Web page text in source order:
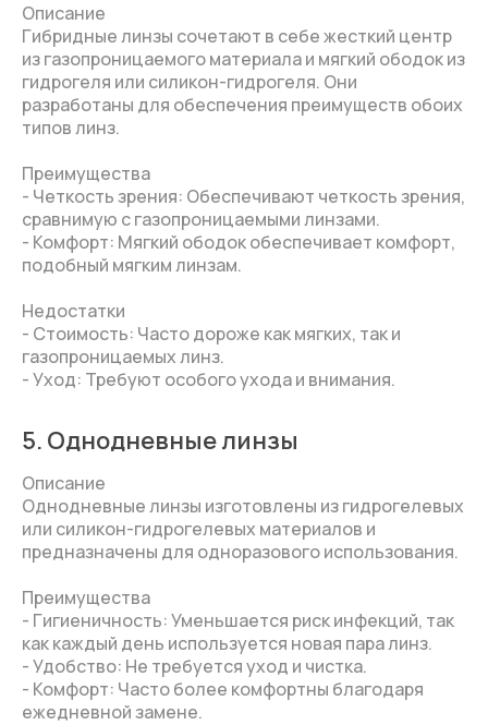
Описание
Гибридные линзы сочетают в себе жесткий центр
из газопроницаемого материала и мягкий ободок из
гидрогеля или силикон-гидрогеля. Они
разработаны для обеспечения преимуществ обоих
типов линз.
Преимущества
- Четкость зрения: Обеспечивают четкость зрения,
сравнимую с газопроницаемыми линзами.
- Комфорт: Мягкий ободок обеспечивает комфорт,
подобный мягким линзам.
Недостатки
- Стоимость: Часто дороже как мягких, так и
газопроницаемых линз.
- Уход: Требуют особого ухода и внимания.
5. Однодневные линзы
Описание
Однодневные линзы изготовлены из гидрогелевых
или силикон-гидрогелевых материалов и
предназначены для одноразового использования.
Преимущества
- Гигиеничность: Уменьшается риск инфекций, так
как каждый день используется новая пара линз.
- Удобство: Не требуется уход и чистка.
- Комфорт: Часто более комфортны благодаря
ежедневной замене.